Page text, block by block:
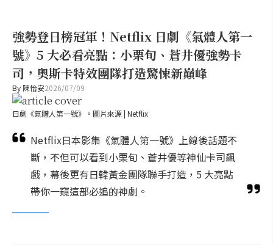
強勢登日榜冠軍！Netflix 日劇《氣體人第一
號》5 大必看亮點：小栗旬、蒼井優強勢卡
司，奧斯卡特效團隊打造驚悚新巔峰
By 陳怡安2026/07/09
日劇《氣體人第一號》。圖片來源 | Netflix
Netflix日本影集《氣體人第一號》上線後話題不
斷，不但可以看到小栗旬、蒼井優等神仙卡司飆
戲，幕後更有日韓黃金團隊聯手打造，5 大亮點
帶你一窺這部必追的神劇。